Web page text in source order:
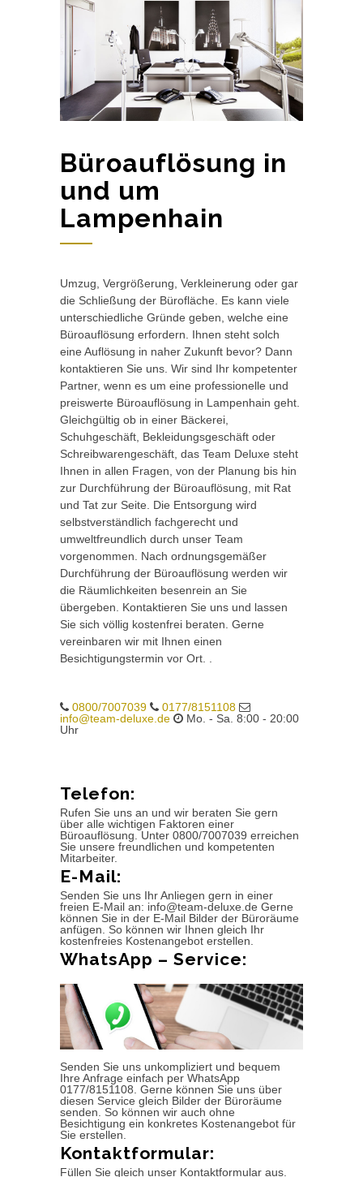
Büroauflösung in
und um
Lampenhain
Umzug, Vergrößerung, Verkleinerung oder gar
die Schließung der Bürofläche. Es kann viele
unterschiedliche Gründe geben, welche eine
Büroauflösung erfordern. Ihnen steht solch
eine Auflösung in naher Zukunft bevor? Dann
kontaktieren Sie uns. Wir sind Ihr kompetenter
Partner, wenn es um eine professionelle und
preiswerte Büroauflösung in Lampenhain geht.
Gleichgültig ob in einer Bäckerei,
Schuhgeschäft, Bekleidungsgeschäft oder
Schreibwarengeschäft, das Team Deluxe steht
Ihnen in allen Fragen, von der Planung bis hin
zur Durchführung der Büroauflösung, mit Rat
und Tat zur Seite. Die Entsorgung wird
selbstverständlich fachgerecht und
umweltfreundlich durch unser Team
vorgenommen. Nach ordnungsgemäßer
Durchführung der Büroauflösung werden wir
die Räumlichkeiten besenrein an Sie
übergeben. Kontaktieren Sie uns und lassen
Sie sich völlig kostenfrei beraten. Gerne
vereinbaren wir mit Ihnen einen
Besichtigungstermin vor Ort. .
0800/7007039
0177/8151108
info@team-deluxe.de
Mo. - Sa. 8:00 - 20:00
Uhr
Telefon:
Rufen Sie uns an und wir beraten Sie gern
über alle wichtigen Faktoren einer
Büroauflösung. Unter 0800/7007039 erreichen
Sie unsere freundlichen und kompetenten
Mitarbeiter.
E-Mail:
Senden Sie uns Ihr Anliegen gern in einer
freien E-Mail an: info@team-deluxe.de Gerne
können Sie in der E-Mail Bilder der Büroräume
anfügen. So können wir Ihnen gleich Ihr
kostenfreies Kostenangebot erstellen.
WhatsApp – Service:
Senden Sie uns unkompliziert und bequem
Ihre Anfrage einfach per WhatsApp
0177/8151108. Gerne können Sie uns über
diesen Service gleich Bilder der Büroräume
senden. So können wir auch ohne
Besichtigung ein konkretes Kostenangebot für
Sie erstellen.
Kontaktformular:
Füllen Sie gleich unser Kontaktformular aus.